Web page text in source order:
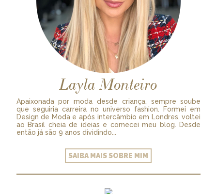
Layla Monteiro
Apaixonada por moda desde criança, sempre soube
que seguiria carreira no universo fashion. Formei em
Design de Moda e após intercâmbio em Londres, voltei
ao Brasil cheia de ideias e comecei meu blog. Desde
então já são 9 anos dividindo...
SAIBA MAIS SOBRE MIM